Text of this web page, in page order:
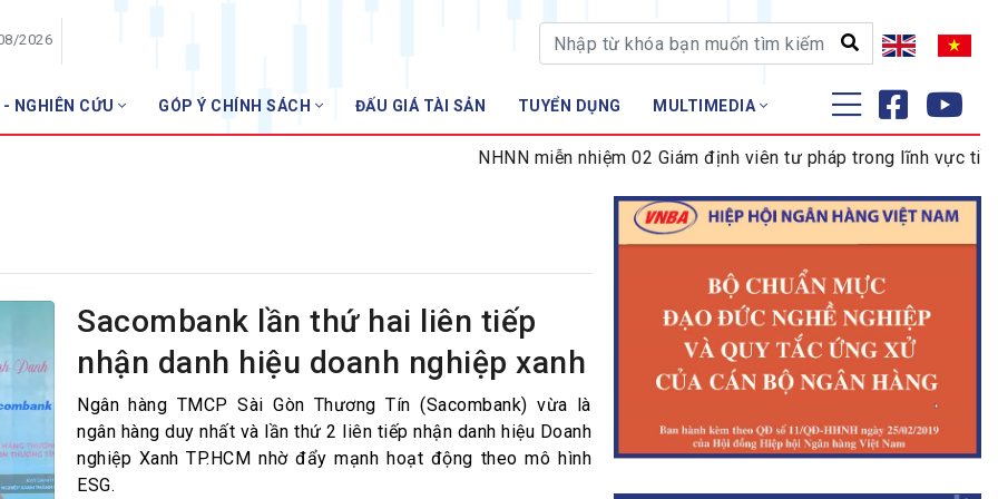
2026
NGHIÊN CỨU GÓP Ý CHÍNH SÁCH ĐẤU GIÁ TÀI SẢN TUYỂN DỤNG MULTIMEDIA
hàng
Tập huấn
NHNN miễn nhiệm 02 Giám định viên tư pháp trong lĩnh vực tiền tệ
Sacombank lần thứ hai liên tiếp
nhận danh hiệu doanh nghiệp xanh
Ngân hàng TMCP Sài Gòn Thương Tín (Sacombank) vừa là
ngân hàng duy nhất và lần thứ 2 liên tiếp nhận danh hiệu Doanh
nghiệp Xanh TP.HCM nhờ đẩy mạnh hoạt động theo mô hình
ESG.